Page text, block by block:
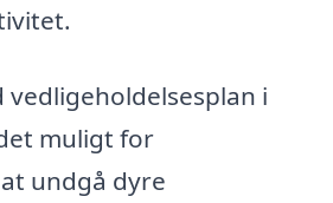
vedligeholdelsesplan i
muligt for
undgå dyre